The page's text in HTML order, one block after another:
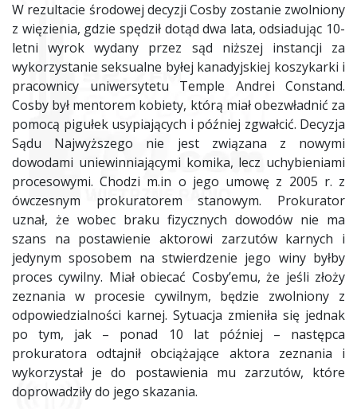
W rezultacie środowej decyzji Cosby zostanie zwolniony
z więzienia, gdzie spędził dotąd dwa lata, odsiadując 10-
letni wyrok wydany przez sąd niższej instancji za
wykorzystanie seksualne byłej kanadyjskiej koszykarki i
pracownicy uniwersytetu Temple Andrei Constand.
Cosby był mentorem kobiety, którą miał obezwładnić za
pomocą pigułek usypiających i później zgwałcić. Decyzja
Sądu Najwyższego nie jest związana z nowymi
dowodami uniewinniającymi komika, lecz uchybieniami
procesowymi. Chodzi m.in o jego umowę z 2005 r. z
ówczesnym prokuratorem stanowym. Prokurator
uznał, że wobec braku fizycznych dowodów nie ma
szans na postawienie aktorowi zarzutów karnych i
jedynym sposobem na stwierdzenie jego winy byłby
proces cywilny. Miał obiecać Cosby’emu, że jeśli złoży
zeznania w procesie cywilnym, będzie zwolniony z
odpowiedzialności karnej. Sytuacja zmieniła się jednak
po tym, jak – ponad 10 lat później – następca
prokuratora odtajnił obciążające aktora zeznania i
wykorzystał je do postawienia mu zarzutów, które
doprowadziły do jego skazania.